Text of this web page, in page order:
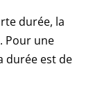
durée, la
Pour une
durée est de